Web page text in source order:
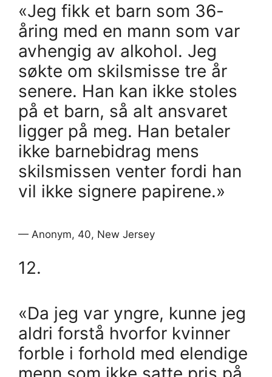
«Jeg fikk et barn som 36-
åring med en mann som var
avhengig av alkohol. Jeg
søkte om skilsmisse tre år
senere. Han kan ikke stoles
på et barn, så alt ansvaret
ligger på meg. Han betaler
ikke barnebidrag mens
skilsmissen venter fordi han
vil ikke signere papirene.»
— Anonym, 40, New Jersey
12.
«Da jeg var yngre, kunne jeg
aldri forstå hvorfor kvinner
forble i forhold med elendige